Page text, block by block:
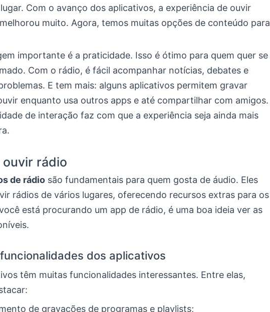
Com o avanço dos aplicativos, a experiência de ouvir
melhorou muito. Agora, temos muitas opções de conteúdo para
importante é a praticidade. Isso é ótimo para quem quer se
Com o rádio, é fácil acompanhar notícias, debates e
E tem mais: alguns aplicativos permitem gravar
enquanto usa outros apps e até compartilhar com amigos.
de interação faz com que a experiência seja ainda mais
rádio
de rádio são fundamentais para quem gosta de áudio. Eles
rádios de vários lugares, oferecendo recursos extras para os
está procurando um app de rádio, é uma boa ideia ver as
dos aplicativos
têm muitas funcionalidades interessantes. Entre elas,
de gravações de programas e playlists;